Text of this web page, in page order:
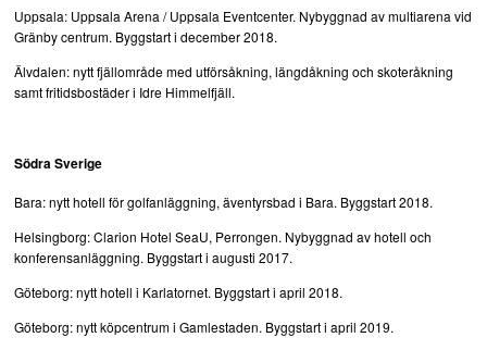
Uppsala: Uppsala Arena / Uppsala Eventcenter. Nybyggnad av multiarena vid
Gränby centrum. Byggstart i december 2018.
Älvdalen: nytt fjällområde med utförsåkning, längdåkning och skoteråkning
samt fritidsbostäder i Idre Himmelfjäll.
Södra Sverige
Bara: nytt hotell för golfanläggning, äventyrsbad i Bara. Byggstart 2018.
Helsingborg: Clarion Hotel SeaU, Perrongen. Nybyggnad av hotell och
konferensanläggning. Byggstart i augusti 2017.
Göteborg: nytt hotell i Karlatornet. Byggstart i april 2018.
Göteborg: nytt köpcentrum i Gamlestaden. Byggstart i april 2019.